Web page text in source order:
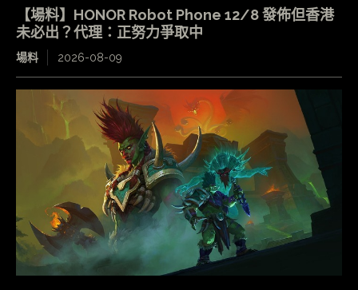
【場料】HONOR Robot Phone 12/8 發佈但香港
未必出？代理：正努力爭取中
場料 2026-08-09